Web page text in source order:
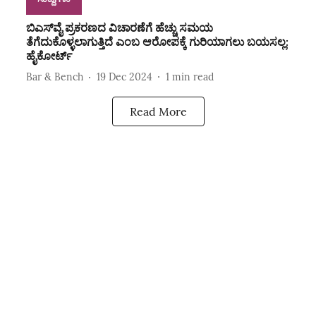
ಬಿಎಸ್‌ವೈ ಪ್ರಕರಣದ ವಿಚಾರಣೆಗೆ ಹೆಚ್ಚು ಸಮಯ
ತೆಗೆದುಕೊಳ್ಳಲಾಗುತ್ತಿದೆ ಎಂಬ ಆರೋಪಕ್ಕೆ ಗುರಿಯಾಗಲು ಬಯಸಲ್ಲ:
ಹೈಕೋರ್ಟ್‌
Bar & Bench 19 Dec 2024 1 min read
Read More